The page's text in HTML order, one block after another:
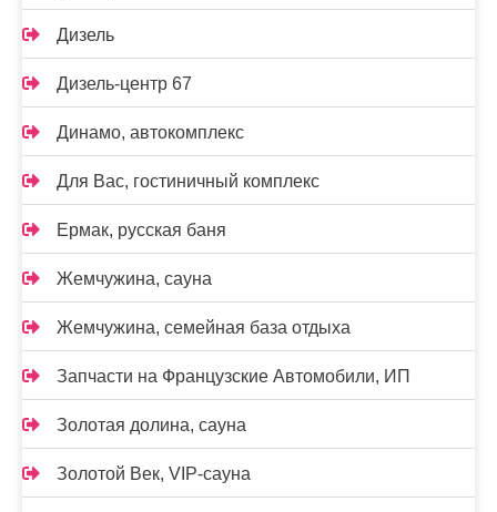
Дизель
Дизель-центр 67
Динамо, автокомплекс
Для Вас, гостиничный комплекс
Ермак, русская баня
Жемчужина, сауна
Жемчужина, семейная база отдыха
Запчасти на Французские Автомобили, ИП
Золотая долина, сауна
Золотой Век, VIP-сауна